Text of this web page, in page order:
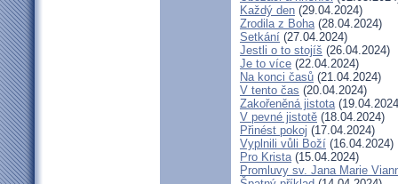
Každý den (29.04.2024)
Zrodila z Boha(28.04.2024)
Setkání (27.04.2024)
Jestli o to stojíš (26.04.2024)
Je to více (22.04.2024)
Na konci časů (21.04.2024)
V tento čas (20.04.2024)
Zakořeněná jistota
V pevné jistotě (18.04.2024)
Přinést pokoj (17.04.2024)
Vyplnili vůli Boží (16.04.2024)
Pro Krista(15.04.2024)
Promluvy sv. Jana Marie